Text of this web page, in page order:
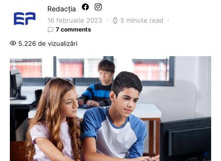
Redacția
16 februarie 2023 5 minute read
7 comments
5.226 de vizualizări